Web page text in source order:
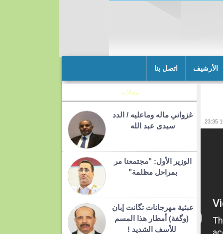
الأرشيف اتصل بنا
مقالات
غزواني ماله وماعليه / الدد
سيدى عبد الله
الوزير الأول: "مجتمعنا مر
بمراحل مظلمة"
عبثية مهرجانات تگانت إبان
(وگفة) أمطار هذا المسم
للأسف الشديد !